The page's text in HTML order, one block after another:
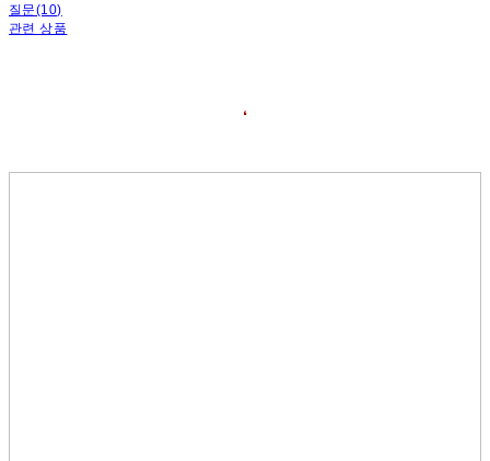
질문(10)
관련 상품
❛